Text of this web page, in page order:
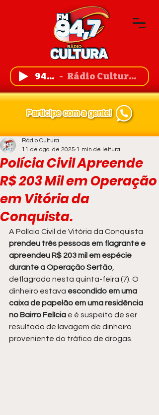
94,7 FM Rádio Cultura de Guanambi
Polícia Civil Apreende
R$ 203 Mil em Operação
em Vitória da
Conquista.
Rádio Cultura
11 de ago. de 2025 1 min de leitura
A Polícia Civil de Vitória da Conquista
prendeu três pessoas em flagrante e
apreendeu R$ 203 mil em espécie
durante a Operação Sertão
deflagrada nesta quinta-feira (7). O
dinheiro estava escondido em uma
caixa de papelão em uma residência
no Bairro Felícia e é suspeito de ser
resultado de lavagem de dinheiro
proveniente do tráfico de drogas.